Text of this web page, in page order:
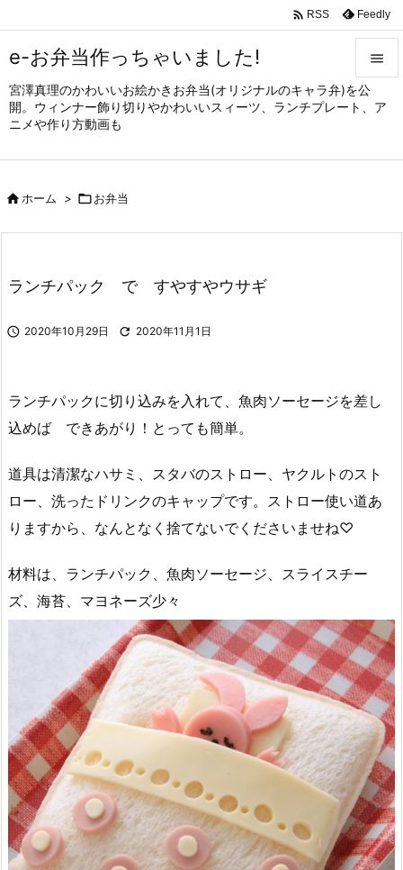
e-お弁当作っちゃいました!
宮澤真理のかわいいお絵かきお弁当(オリジナルのキャラ弁)を公
開。ウィンナー飾り切りやかわいいスィーツ、ランチプレート、ア
ニメや作り方動画も


メニュ
サイド

 RSS Feedly
ホーム > お弁当
ランチパック で すやすやウサギ
 2020年10月29日  2020年11月1日
ランチパックに切り込みを入れて、魚肉ソーセージを差し
込めば できあがり！とっても簡単。
道具は清潔なハサミ、スタバのストロー、ヤクルトのスト
ロー、洗ったドリンクのキャップです。ストロー使い道あ
りますから、なんとなく捨てないでくださいませね♡
材料は、ランチパック、魚肉ソーセージ、スライスチー
ズ、海苔、マヨネーズ少々